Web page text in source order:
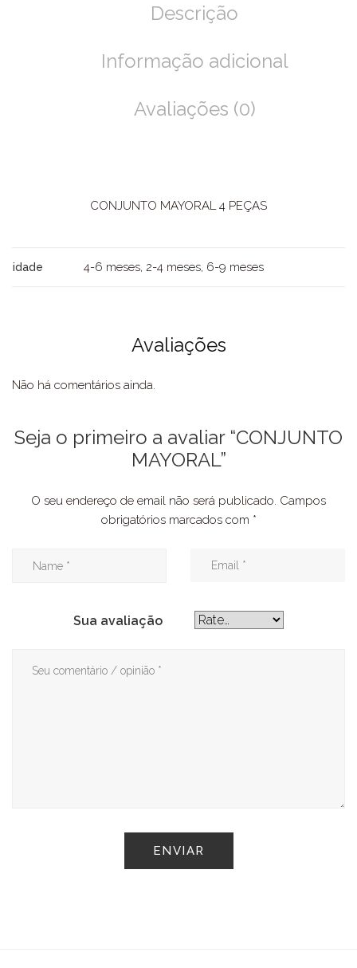
Descrição
Informação adicional
Avaliações (0)
CONJUNTO MAYORAL 4 PEÇAS
idade 4-6 meses, 2-4 meses, 6-9 meses
Avaliações
Não há comentários ainda.
Seja o primeiro a avaliar “CONJUNTO
MAYORAL”
O seu endereço de email não será publicado. Campos
obrigatórios marcados com *
Sua avaliação